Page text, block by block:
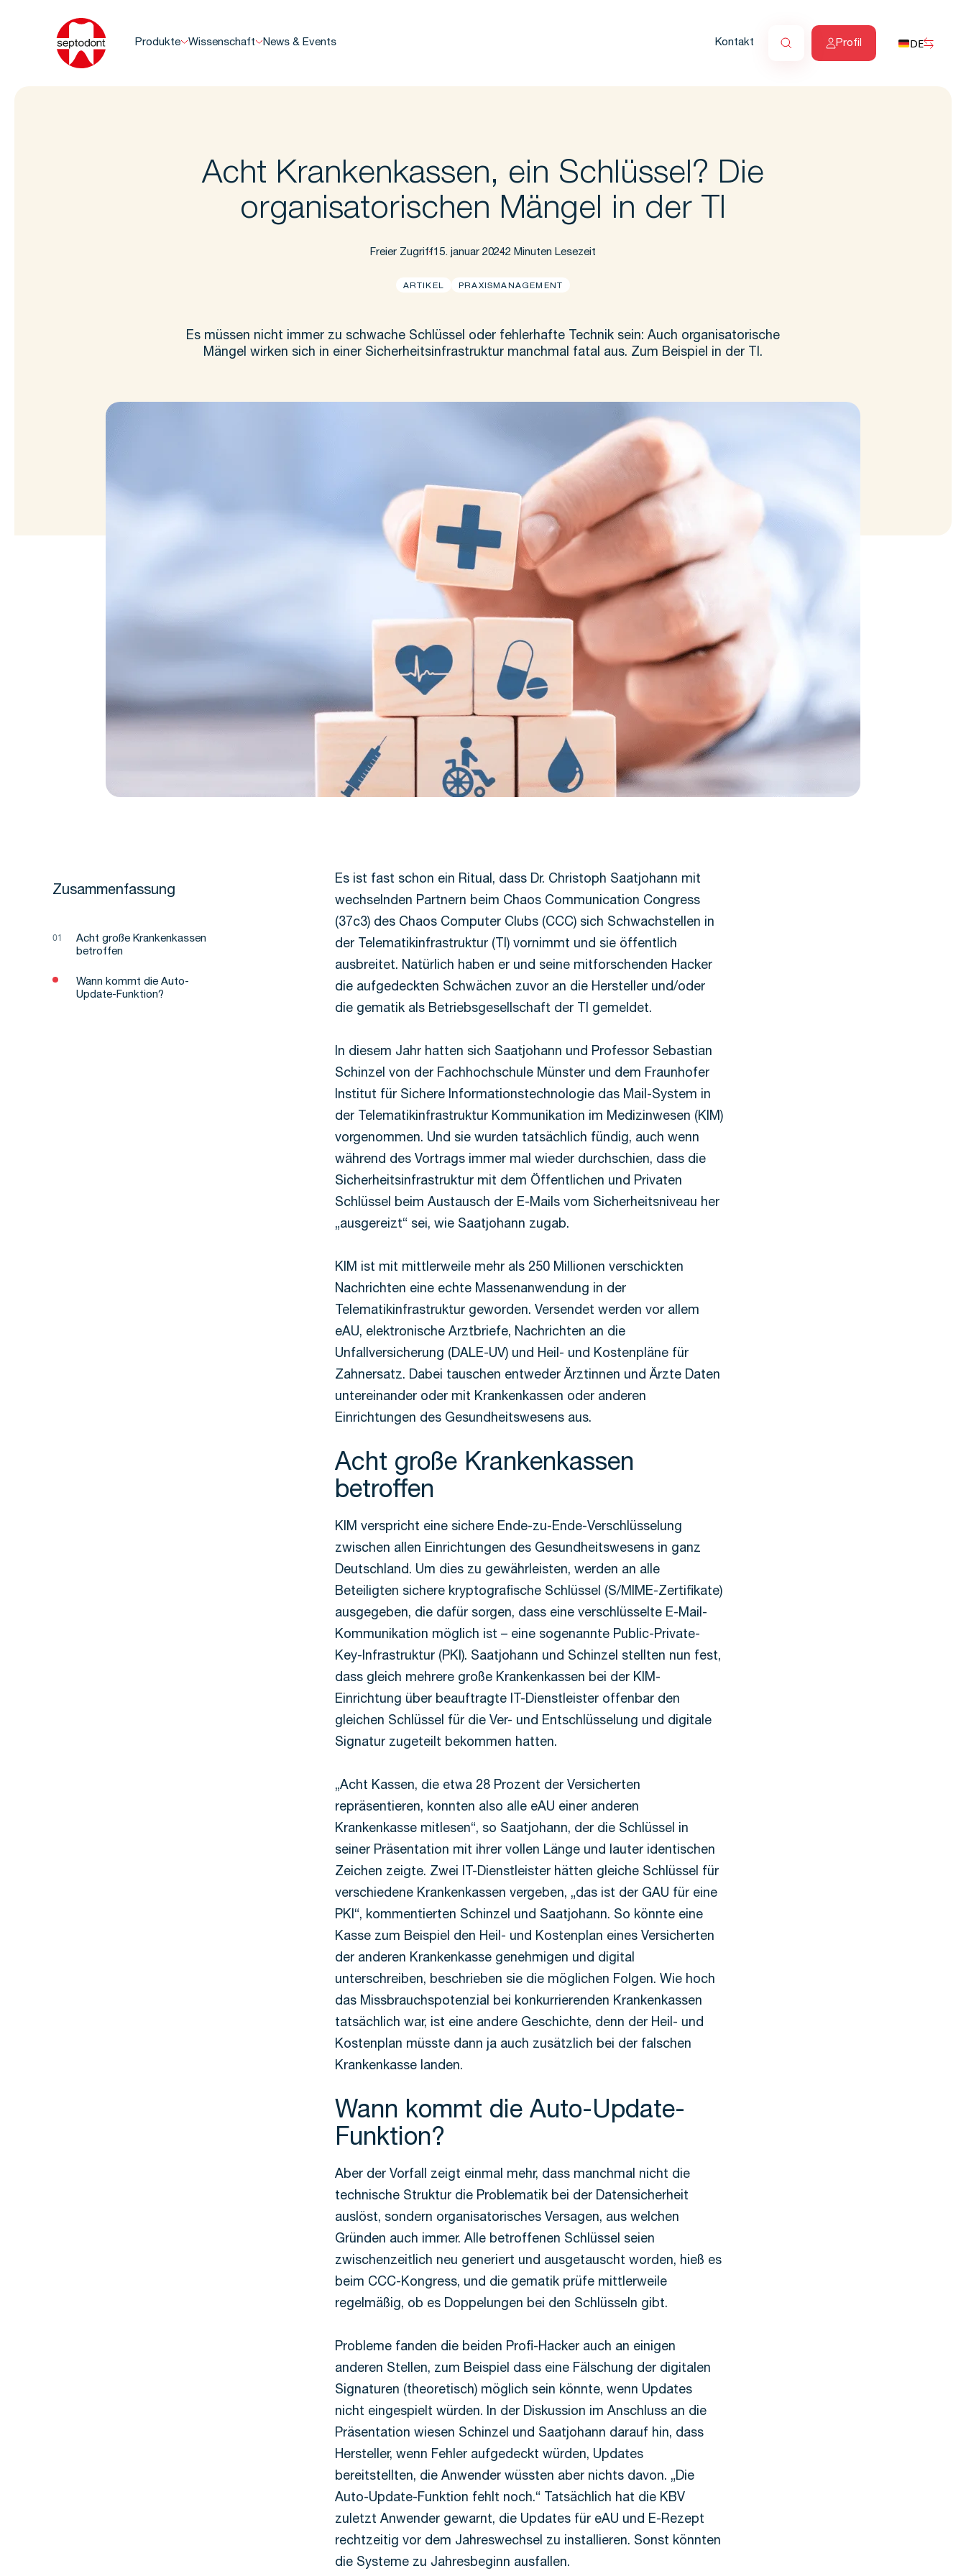
Produkte Wissenschaft News & Events Kontakt Profil DE
Acht Krankenkassen, ein Schlüssel? Die
organisatorischen Mängel in der TI
Freier Zugriff15. januar 20242 Minuten Lesezeit
ARTIKEL PRAXISMANAGEMENT
Es müssen nicht immer zu schwache Schlüssel oder fehlerhafte Technik sein: Auch organisatorische
Mängel wirken sich in einer Sicherheitsinfrastruktur manchmal fatal aus. Zum Beispiel in der TI.
Zusammenfassung
Acht große Krankenkassen
betroffen
Wann kommt die Auto-
Update-Funktion?
Es ist fast schon ein Ritual, dass Dr. Christoph Saatjohann mit
wechselnden Partnern beim Chaos Communication Congress
(37c3) des Chaos Computer Clubs (CCC) sich Schwachstellen in
der Telematikinfrastruktur (TI) vornimmt und sie öffentlich
ausbreitet. Natürlich haben er und seine mitforschenden Hacker
die aufgedeckten Schwächen zuvor an die Hersteller und/oder
die gematik als Betriebsgesellschaft der TI gemeldet.
In diesem Jahr hatten sich Saatjohann und Professor Sebastian
Schinzel von der Fachhochschule Münster und dem Fraunhofer
Institut für Sichere Informationstechnologie das Mail-System in
der Telematikinfrastruktur Kommunikation im Medizinwesen (KIM)
vorgenommen. Und sie wurden tatsächlich fündig, auch wenn
während des Vortrags immer mal wieder durchschien, dass die
Sicherheitsinfrastruktur mit dem Öffentlichen und Privaten
Schlüssel beim Austausch der E-Mails vom Sicherheitsniveau her
„ausgereizt“ sei, wie Saatjohann zugab.
KIM ist mit mittlerweile mehr als 250 Millionen verschickten
Nachrichten eine echte Massenanwendung in der
Telematikinfrastruktur geworden. Versendet werden vor allem
eAU, elektronische Arztbriefe, Nachrichten an die
Unfallversicherung (DALE-UV) und Heil- und Kostenpläne für
Zahnersatz. Dabei tauschen entweder Ärztinnen und Ärzte Daten
untereinander oder mit Krankenkassen oder anderen
Einrichtungen des Gesundheitswesens aus.
Acht große Krankenkassen
betroffen
KIM verspricht eine sichere Ende-zu-Ende-Verschlüsselung
zwischen allen Einrichtungen des Gesundheitswesens in ganz
Deutschland. Um dies zu gewährleisten, werden an alle
Beteiligten sichere kryptografische Schlüssel (S/MIME-Zertifikate)
ausgegeben, die dafür sorgen, dass eine verschlüsselte E-Mail-
Kommunikation möglich ist – eine sogenannte Public-Private-
Key-Infrastruktur (PKI). Saatjohann und Schinzel stellten nun fest,
dass gleich mehrere große Krankenkassen bei der KIM-
Einrichtung über beauftragte IT-Dienstleister offenbar den
gleichen Schlüssel für die Ver- und Entschlüsselung und digitale
Signatur zugeteilt bekommen hatten.
„Acht Kassen, die etwa 28 Prozent der Versicherten
repräsentieren, konnten also alle eAU einer anderen
Krankenkasse mitlesen“, so Saatjohann, der die Schlüssel in
seiner Präsentation mit ihrer vollen Länge und lauter identischen
Zeichen zeigte. Zwei IT-Dienstleister hätten gleiche Schlüssel für
verschiedene Krankenkassen vergeben, „das ist der GAU für eine
PKI“, kommentierten Schinzel und Saatjohann. So könnte eine
Kasse zum Beispiel den Heil- und Kostenplan eines Versicherten
der anderen Krankenkasse genehmigen und digital
unterschreiben, beschrieben sie die möglichen Folgen. Wie hoch
das Missbrauchspotenzial bei konkurrierenden Krankenkassen
tatsächlich war, ist eine andere Geschichte, denn der Heil- und
Kostenplan müsste dann ja auch zusätzlich bei der falschen
Krankenkasse landen.
Wann kommt die Auto-Update-
Funktion?
Aber der Vorfall zeigt einmal mehr, dass manchmal nicht die
technische Struktur die Problematik bei der Datensicherheit
auslöst, sondern organisatorisches Versagen, aus welchen
Gründen auch immer. Alle betroffenen Schlüssel seien
zwischenzeitlich neu generiert und ausgetauscht worden, hieß es
beim CCC-Kongress, und die gematik prüfe mittlerweile
regelmäßig, ob es Doppelungen bei den Schlüsseln gibt.
Probleme fanden die beiden Profi-Hacker auch an einigen
anderen Stellen, zum Beispiel dass eine Fälschung der digitalen
Signaturen (theoretisch) möglich sein könnte, wenn Updates
nicht eingespielt würden. In der Diskussion im Anschluss an die
Präsentation wiesen Schinzel und Saatjohann darauf hin, dass
Hersteller, wenn Fehler aufgedeckt würden, Updates
bereitstellten, die Anwender wüssten aber nichts davon. „Die
Auto-Update-Funktion fehlt noch.“ Tatsächlich hat die KBV
zuletzt Anwender gewarnt, die Updates für eAU und E-Rezept
rechtzeitig vor dem Jahreswechsel zu installieren. Sonst könnten
die Systeme zu Jahresbeginn ausfallen.